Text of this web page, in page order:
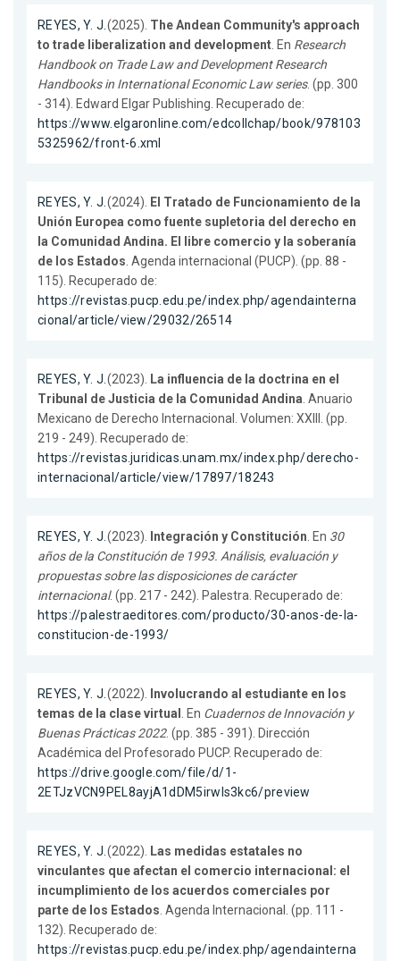
REYES, Y. J.(2025). The Andean Community's approach
to trade liberalization and development. En Research
Handbook on Trade Law and Development Research
Handbooks in International Economic Law series. (pp. 300
- 314). Edward Elgar Publishing. Recuperado de:
https://www.elgaronline.com/edcollchap/book/978103
5325962/front-6.xml
REYES, Y. J.(2024). El Tratado de Funcionamiento de la
Unión Europea como fuente supletoria del derecho en
la Comunidad Andina. El libre comercio y la soberanía
de los Estados. Agenda internacional (PUCP). (pp. 88 -
115). Recuperado de:
https://revistas.pucp.edu.pe/index.php/agendainterna
cional/article/view/29032/26514
REYES, Y. J.(2023). La influencia de la doctrina en el
Tribunal de Justicia de la Comunidad Andina. Anuario
Mexicano de Derecho Internacional. Volumen: XXIII. (pp.
219 - 249). Recuperado de:
https://revistas.juridicas.unam.mx/index.php/derecho-
internacional/article/view/17897/18243
REYES, Y. J.(2023). Integración y Constitución. En 30
años de la Constitución de 1993. Análisis, evaluación y
propuestas sobre las disposiciones de carácter
internacional. (pp. 217 - 242). Palestra. Recuperado de:
https://palestraeditores.com/producto/30-anos-de-la-
constitucion-de-1993/
REYES, Y. J.(2022). Involucrando al estudiante en los
temas de la clase virtual . En Cuadernos de Innovación y
Buenas Prácticas 2022. (pp. 385 - 391). Dirección
Académica del Profesorado PUCP. Recuperado de:
https://drive.google.com/file/d/1-
2ETJzVCN9PEL8ayjA1dDM5irwls3kc6/preview
REYES, Y. J.(2022). Las medidas estatales no
vinculantes que afectan el comercio internacional: el
incumplimiento de los acuerdos comerciales por
parte de los Estados. Agenda Internacional. (pp. 111 -
132). Recuperado de:
https://revistas.pucp.edu.pe/index.php/agendainterna